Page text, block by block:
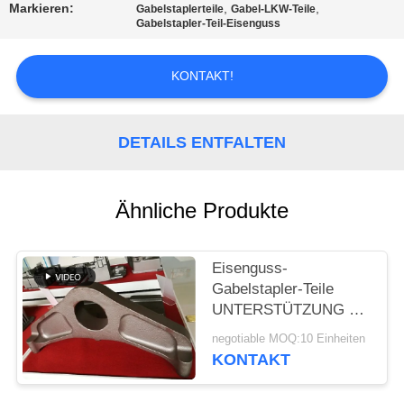
NACHRICHTEN
FORDERN
PRIVACY
POLICY
Markieren: Gabelstaplerteile,Gabel-LKW-Teile,
Gabelstapler-Teil-Eisenguss
KONTAKT!
DETAILS ENTFALTEN
Ähnliche Produkte
Eisenguss-
Gabelstapler-Teile
UNTERSTÜTZUNG mit
der kleinen Menge
annehmbar
negotiable MOQ:10 Einheiten
KONTAKT